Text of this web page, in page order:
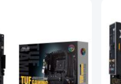
LISTE
D'ENVIES